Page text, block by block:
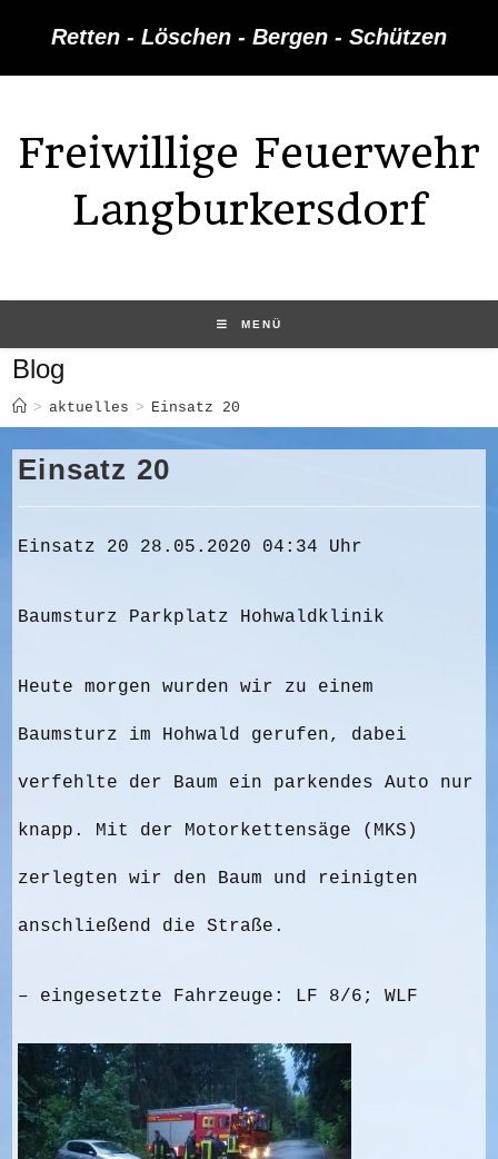
Retten - Löschen - Bergen - Schützen
Freiwillige Feuerwehr
Langburkersdorf
MENÜ
Blog
> aktuelles > Einsatz 20
Einsatz 20
Einsatz 20 28.05.2020 04:34 Uhr
Baumsturz Parkplatz Hohwaldklinik
Heute morgen wurden wir zu einem
Baumsturz im Hohwald gerufen, dabei
verfehlte der Baum ein parkendes Auto nur
knapp. Mit der Motorkettensäge (MKS)
zerlegten wir den Baum und reinigten
anschließend die Straße.
– eingesetzte Fahrzeuge: LF 8/6; WLF